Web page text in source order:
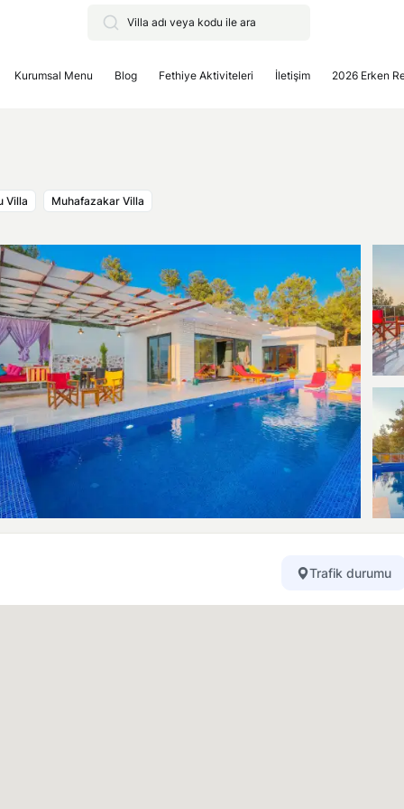
Kurumsal Menu Blog Fethiye Aktiviteleri İletişim 2026 Erken
Villa Muhafazakar Villa
Trafik durumu